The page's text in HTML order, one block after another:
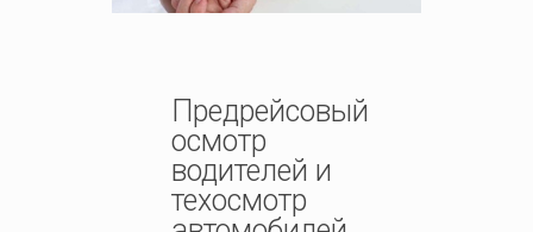
Предрейсовый
осмотр
водителей и
техосмотр